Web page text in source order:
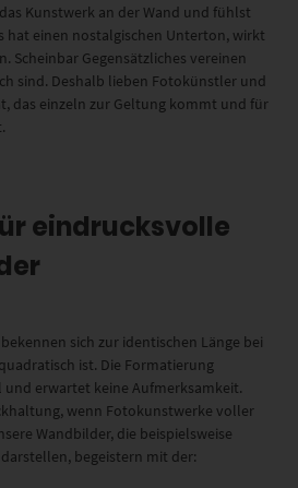
Kunstwerk an der Wand und fühlst
hat einen nostalgischen Unterton, wirkt
Scheinbar Gegensätzliches vereinen
sind. Deshalb lieben Fotokünstler und
das einzeln zur Geltung kommt und für
eindrucksvolle
sich zur identischen Länge bei
ist. Die Formatierung
erwartet keine Aufmerksamkeit.
wenn Fotokunstwerke voller
Wandbilder, die beispielsweise
begeistern mit der: